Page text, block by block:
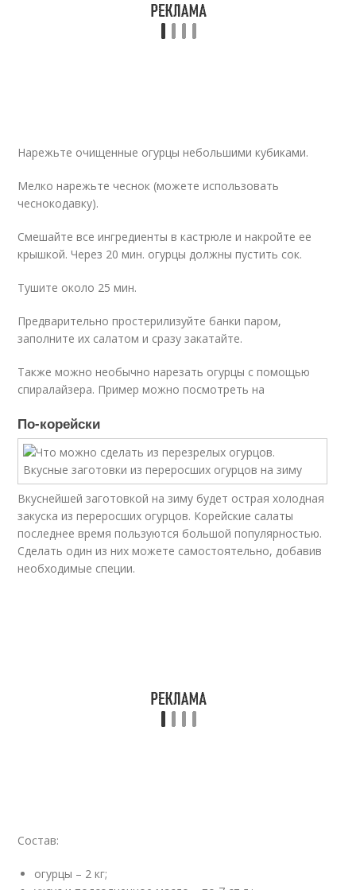
Нарежьте очищенные огурцы небольшими кубиками.
Мелко нарежьте чеснок (можете использовать
чеснокодавку).
Смешайте все ингредиенты в кастрюле и накройте ее
крышкой. Через 20 мин. огурцы должны пустить сок.
Тушите около 25 мин.
Предварительно простерилизуйте банки паром,
заполните их салатом и сразу закатайте.
Также можно необычно нарезать огурцы с помощью
спиралайзера. Пример можно посмотреть на
По-корейски
Вкуснейшей заготовкой на зиму будет острая холодная
закуска из переросших огурцов. Корейские салаты
последнее время пользуются большой популярностью.
Сделать один из них можете самостоятельно, добавив
необходимые специи.
Состав:
огурцы – 2 кг;